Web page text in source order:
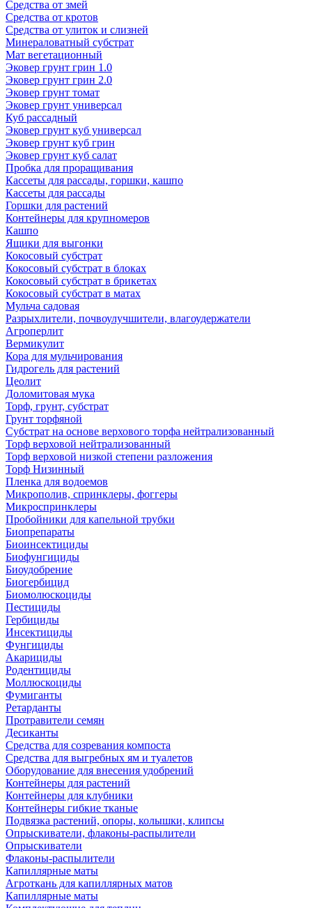
Средства от змей
Средства от кротов
Средства от улиток и слизней
Минераловатный субстрат
Мат вегетационный
Эковер грунт грин 1.0
Эковер грунт грин 2.0
Эковер грунт томат
Эковер грунт универсал
Куб рассадный
Эковер грунт куб универсал
Эковер грунт куб грин
Эковер грунт куб салат
Пробка для проращивания
Кассеты для рассады, горшки, кашпо
Кассеты для рассады
Горшки для растений
Контейнеры для крупномеров
Кашпо
Ящики для выгонки
Кокосовый субстрат
Кокосовый субстрат в блоках
Кокосовый субстрат в брикетах
Кокосовый субстрат в матах
Мульча садовая
Разрыхлители, почвоулучшители, влагоудержатели
Агроперлит
Вермикулит
Кора для мульчирования
Гидрогель для растений
Цеолит
Доломитовая мука
Торф, грунт, субстрат
Грунт торфяной
Субстрат на основе верхового торфа нейтрализованный
Торф верховой нейтрализованный
Торф верховой низкой степени разложения
Торф Низинный
Пленка для водоемов
Микрополив, спринклеры, фоггеры
Микроспринклеры
Пробойники для капельной трубки
Биопрепараты
Биоинсектициды
Биофунгициды
Биоудобрение
Биогербицид
Биомолюскоциды
Пестициды
Гербициды
Инсектициды
Фунгициды
Акарициды
Родентициды
Моллюскоциды
Фумиганты
Ретарданты
Протравители семян
Десиканты
Средства для созревания компоста
Средства для выгребных ям и туалетов
Оборудование для внесения удобрений
Контейнеры для растений
Контейнеры для клубники
Контейнеры гибкие тканые
Подвязка растений, опоры, колышки, клипсы
Опрыскиватели, флаконы-распылители
Опрыскиватели
Флаконы-распылители
Капиллярные маты
Агроткань для капиллярных матов
Капиллярные маты